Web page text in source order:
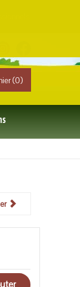
(0)